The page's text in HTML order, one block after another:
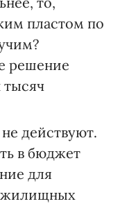
пластом по
решение
действуют.
в бюджет
для
жилищных